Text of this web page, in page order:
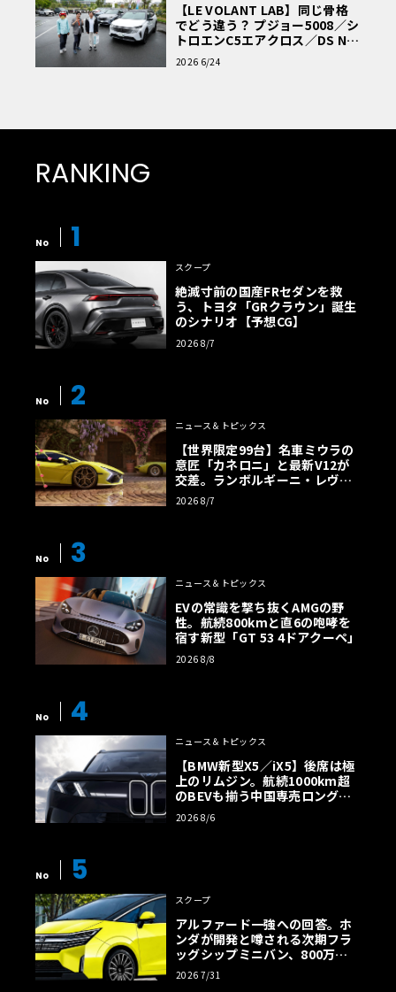
【LE VOLANT LAB】同じ骨格
でどう違う？ プジョー5008／シ
トロエンC5エアクロス／DS Nº4
読者一気乗りレポート
2026 6/24
RANKING
No 1
スクープ
絶滅寸前の国産FRセダンを救
う、トヨタ「GRクラウン」誕生
のシナリオ【予想CG】
2026 8/7
No 2
ニュース＆トピックス
【世界限定99台】名車ミウラの
意匠「カネロニ」と最新V12が
交差。ランボルギーニ・レヴエ
ルトに60周年記念車が登場
2026 8/7
No 3
ニュース＆トピックス
EVの常識を撃ち抜くAMGの野
性。航続800kmと直6の咆哮を
宿す新型「GT 53 4ドアクーペ」
2026 8/8
No 4
ニュース＆トピックス
【BMW新型X5／iX5】後席は極
上のリムジン。航続1000km超
のBEVも揃う中国専売ロング仕
様の全貌
2026 8/6
No 5
スクープ
アルファード一強への回答。ホ
ンダが開発と噂される次期フラ
ッグシップミニバン、800万円
超の勝算【予想CG】
2026 7/31